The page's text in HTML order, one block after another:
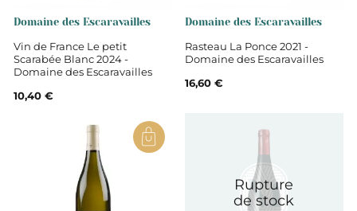
Domaine des Escaravailles
Vin de France Le petit
Scarabée Blanc 2024 -
Domaine des Escaravailles
10,40 €
Domaine des Escaravailles
Rasteau La Ponce 2021 -
Domaine des Escaravailles
16,60 €
Rupture
de stock